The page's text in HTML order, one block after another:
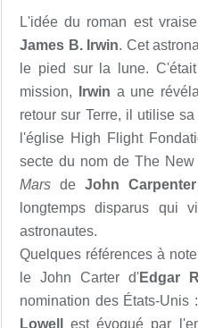
L'idée du roman est
James B. Irwin. Cet
le pied sur la lune.
mission,
Irwin a une
retour sur Terre, il utilise
l'église High Flight
secte du nom de The
Mars de John Carpenter
longtemps disparus qui
astronautes.
Quelques références à
le John Carter d'Edgar
nomination des États-Unis
Lowell
est évoqué par